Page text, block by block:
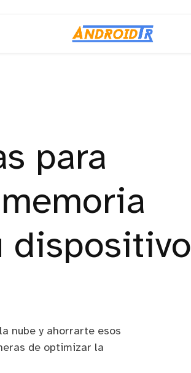
para
dispositivo
nube y ahorrarte esos
de optimizar la